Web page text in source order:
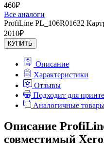
460₽
Все аналоги
ProfiLine PL_106R01632
2010₽
КУПИТЬ
Описание
Характеристики
Отзывы
Подходит для
Аналогичные
Описание
совместимый